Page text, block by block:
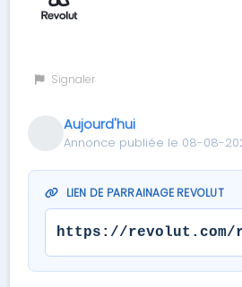
Signaler
Aujourd'hui
Annonce publiée le 08-08-
LIEN DE PARRAINAGE REVOLUT
https://revolut.com/